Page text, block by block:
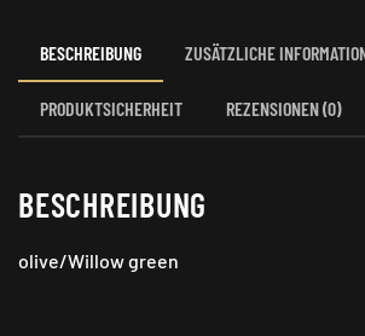
BESCHREIBUNG ZUSÄTZLICHE
PRODUKTSICHERHEIT REZENSIONEN (0)
BESCHREIBUNG
olive/Willow green